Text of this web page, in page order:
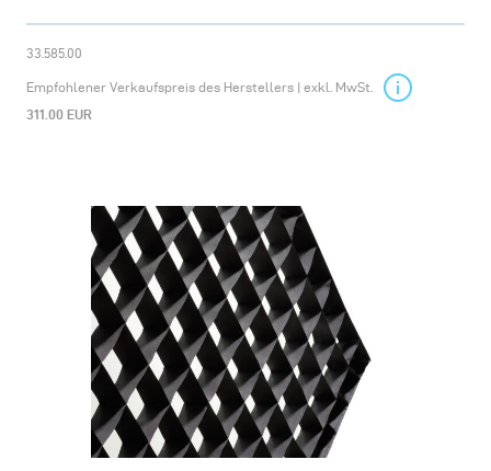
33.585.00
Empfohlener Verkaufspreis des Herstellers | exkl. MwSt.
311.00 EUR